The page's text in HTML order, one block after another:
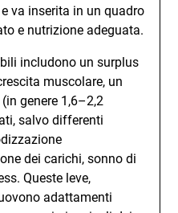
va inserita in un quadro
e nutrizione adeguata.
includono un surplus
muscolare, un
genere 1,6–2,2
salvo differenti
dei carichi, sonno di
Queste leve,
adattamenti